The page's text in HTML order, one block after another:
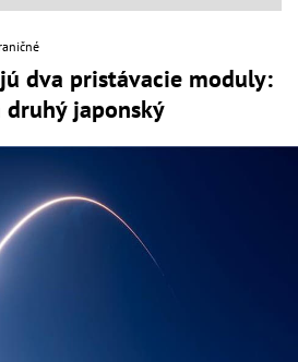
dva pristávacie moduly:
druhý japonský